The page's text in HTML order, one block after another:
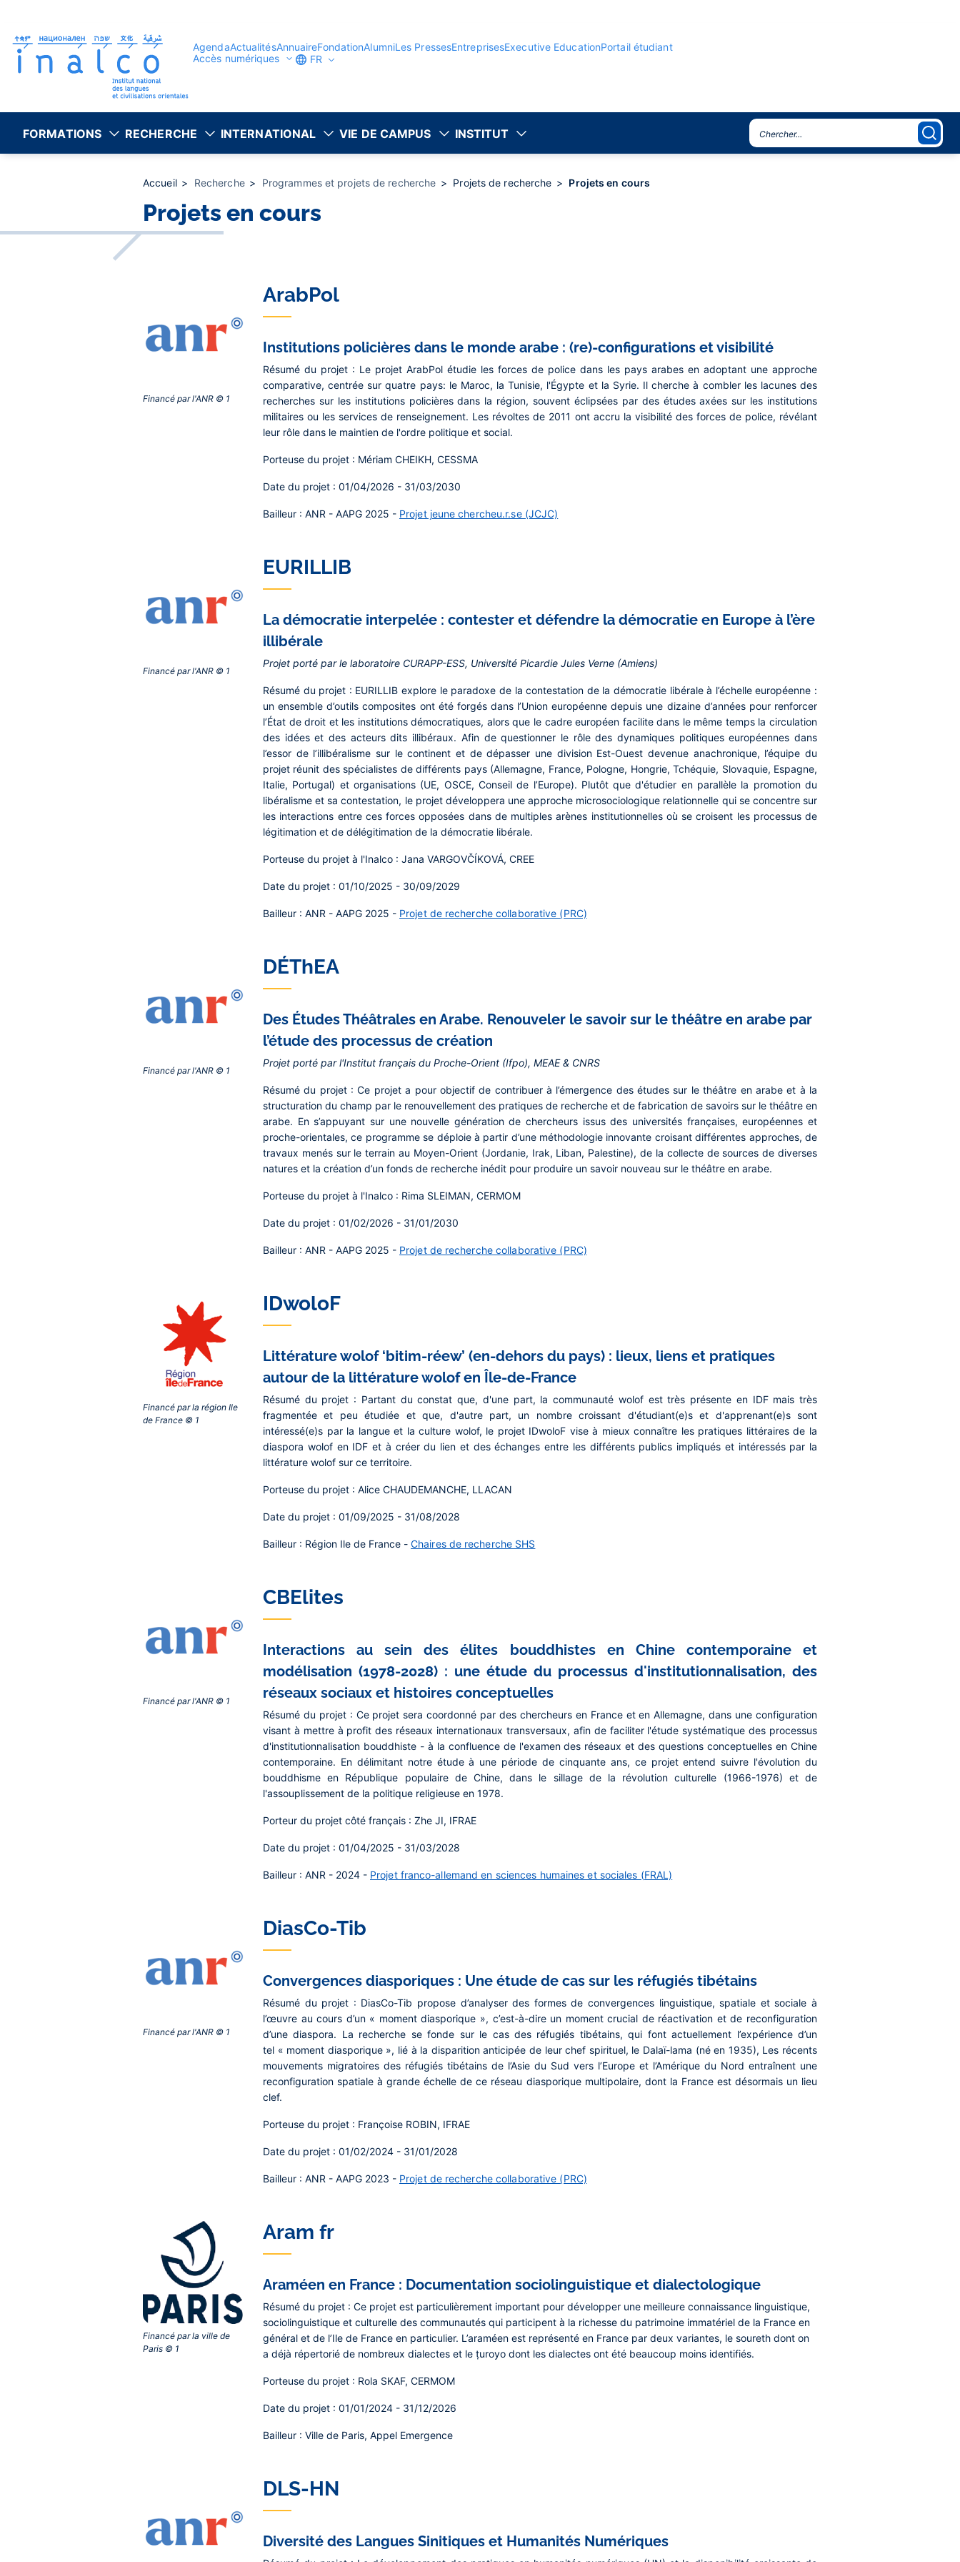
principal
AgendaActualitésAnnuaireFondationAlumniLes PressesEntreprisesExecutive EducationPortail étudiant
Accès numériques
FR
FORMATIONS RECHERCHE INTERNATIONAL VIE DE CAMPUS INSTITUT
Accueil Recherche Programmes et projets de recherche Projets de recherche Projets en cours
Projets en cours
Financé par l'ANR © 1‎
ArabPol
Institutions policières dans le monde arabe : (re)-configurations et visibilité
Résumé du projet : Le projet ArabPol étudie les forces de police dans les pays arabes en adoptant une approche
comparative, centrée sur quatre pays: le Maroc, la Tunisie, l'Égypte et la Syrie. Il cherche à combler les lacunes des
recherches sur les institutions policières dans la région, souvent éclipsées par des études axées sur les institutions
militaires ou les services de renseignement. Les révoltes de 2011 ont accru la visibilité des forces de police, révélant
leur rôle dans le maintien de l'ordre politique et social.
Porteuse du projet : Mériam CHEIKH, CESSMA
Date du projet : 01/04/2026 - 31/03/2030
Bailleur : ANR - AAPG 2025 - Projet jeune chercheu.r.se (JCJC)
Financé par l'ANR © 1‎
EURILLIB
La démocratie interpelée : contester et défendre la démocratie en Europe à l’ère
illibérale
Projet porté par le laboratoire CURAPP-ESS, Université Picardie Jules Verne (Amiens)
Résumé du projet : EURILLIB explore le paradoxe de la contestation de la démocratie libérale à l’échelle européenne :
un ensemble d’outils composites ont été forgés dans l’Union européenne depuis une dizaine d’années pour renforcer
l’État de droit et les institutions démocratiques, alors que le cadre européen facilite dans le même temps la circulation
des idées et des acteurs dits illibéraux. Afin de questionner le rôle des dynamiques politiques européennes dans
l’essor de l’illibéralisme sur le continent et de dépasser une division Est-Ouest devenue anachronique, l’équipe du
projet réunit des spécialistes de différents pays (Allemagne, France, Pologne, Hongrie, Tchéquie, Slovaquie, Espagne,
Italie, Portugal) et organisations (UE, OSCE, Conseil de l’Europe). Plutôt que d'étudier en parallèle la promotion du
libéralisme et sa contestation, le projet développera une approche microsociologique relationnelle qui se concentre sur
les interactions entre ces forces opposées dans de multiples arènes institutionnelles où se croisent les processus de
légitimation et de délégitimation de la démocratie libérale.
Porteuse du projet à l'Inalco : Jana VARGOVČÍKOVÁ, CREE
Date du projet : 01/10/2025 - 30/09/2029
Bailleur : ANR - AAPG 2025 - Projet de recherche collaborative (PRC)
Financé par l'ANR © 1‎
DÉThEA
Des Études Théâtrales en Arabe. Renouveler le savoir sur le théâtre en arabe par
l’étude des processus de création
Projet porté par l'Institut français du Proche-Orient (Ifpo), MEAE & CNRS
Résumé du projet :Ce projet a pour objectif de contribuer à l’émergence des études sur le théâtre en arabe et à la
structuration du champ par le renouvellement des pratiques de recherche et de fabrication de savoirs sur le théâtre en
arabe. En s’appuyant sur une nouvelle génération de chercheurs issus des universités françaises, européennes et
proche-orientales, ce programme se déploie à partir d’une méthodologie innovante croisant différentes approches, de
travaux menés sur le terrain au Moyen-Orient (Jordanie, Irak, Liban, Palestine), de la collecte de sources de diverses
natures et la création d’un fonds de recherche inédit pour produire un savoir nouveau sur le théâtre en arabe.
Porteuse du projet à l'Inalco : Rima SLEIMAN, CERMOM
Date du projet : 01/02/2026 - 31/01/2030
Bailleur : ANR - AAPG 2025 - Projet de recherche collaborative (PRC)
Financé par la région Ile
de France © 1‎
IDwoloF
Littérature wolof ‘bitim-réew’ (en-dehors du pays) : lieux, liens et pratiques
autour de la littérature wolof en Île-de-France
Résumé du projet : Partant du constat que, d'une part, la communauté wolof est très présente en IDF mais très
fragmentée et peu étudiée et que, d'autre part, un nombre croissant d'étudiant(e)s et d'apprenant(e)s sont
intéressé(e)s par la langue et la culture wolof, le projet IDwoloF vise à mieux connaître les pratiques littéraires de la
diaspora wolof en IDF et à créer du lien et des échanges entre les différents publics impliqués et intéressés par la
littérature wolof sur ce territoire.
Porteuse du projet : Alice CHAUDEMANCHE, LLACAN
Date du projet : 01/09/2025 - 31/08/2028
Bailleur : Région Ile de France - Chaires de recherche SHS
Financé par l'ANR © 1‎
CBElites
Interactions au sein des élites bouddhistes en Chine contemporaine et
modélisation (1978-2028) : une étude du processus d'institutionnalisation, des
réseaux sociaux et histoires conceptuelles
Résumé du projet : Ce projet sera coordonné par des chercheurs en France et en Allemagne, dans une configuration
visant à mettre à profit des réseaux internationaux transversaux, afin de faciliter l'étude systématique des processus
d'institutionnalisation bouddhiste - à la confluence de l'examen des réseaux et des questions conceptuelles en Chine
contemporaine. En délimitant notre étude à une période de cinquante ans, ce projet entend suivre l'évolution du
bouddhisme en République populaire de Chine, dans le sillage de la révolution culturelle (1966-1976) et de
l'assouplissement de la politique religieuse en 1978.
Porteur du projet côté français : Zhe JI, IFRAE
Date du projet : 01/04/2025 - 31/03/2028
Bailleur : ANR - 2024 - Projet franco-allemand en sciences humaines et sociales (FRAL)
Financé par l'ANR © 1‎
DiasCo-Tib
Convergences diasporiques : Une étude de cas sur les réfugiés tibétains
Résumé du projet : DiasCo-Tib propose d’analyser des formes de convergences linguistique, spatiale et sociale à
l’œuvre au cours d’un « moment diasporique », c’est-à-dire un moment crucial de réactivation et de reconfiguration
d’une diaspora. La recherche se fonde sur le cas des réfugiés tibétains, qui font actuellement l’expérience d’un
tel « moment diasporique », lié à la disparition anticipée de leur chef spirituel, le Dalaï-lama (né en 1935), Les récents
mouvements migratoires des réfugiés tibétains de l’Asie du Sud vers l’Europe et l’Amérique du Nord entraînent une
reconfiguration spatiale à grande échelle de ce réseau diasporique multipolaire, dont la France est désormais un lieu
clef.
Porteuse du projet : Françoise ROBIN, IFRAE
Date du projet : 01/02/2024 - 31/01/2028
Bailleur : ANR - AAPG 2023 - Projet de recherche collaborative (PRC)
Financé par la ville de
Paris © 1‎
Aram fr
Araméen en France : Documentation sociolinguistique et dialectologique
Résumé du projet : Ce projet est particulièrement important pour développer une meilleure connaissance linguistique,
sociolinguistique et culturelle des communautés qui participent à la richesse du patrimoine immatériel de la France en
général et de l’Ile de France en particulier. L’araméen est représenté en France par deux variantes, le soureth dont on
a déjà répertorié de nombreux dialectes et le ṭuroyo dont les dialectes ont été beaucoup moins identifiés.
Porteuse du projet : Rola SKAF, CERMOM
Date du projet : 01/01/2024 - 31/12/2026
Bailleur : Ville de Paris, Appel Emergence
DLS-HN
Diversité des Langues Sinitiques et Humanités Numériques